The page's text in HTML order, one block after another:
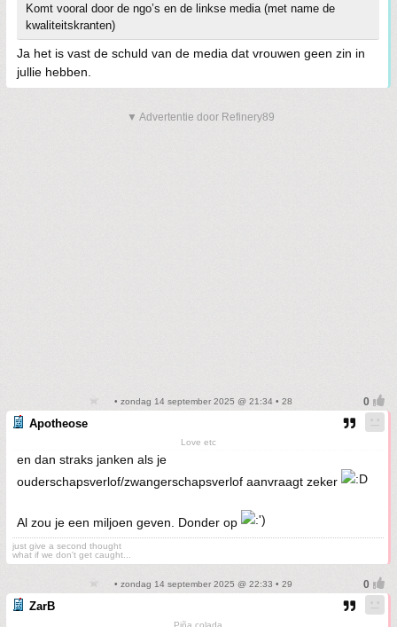
Komt vooral door de ngo’s en de linkse media (met name de
kwaliteitskranten)
Ja het is vast de schuld van de media dat vrouwen geen zin in
jullie hebben.
▼ Advertentie door Refinery89
• zondag 14 september 2025 @ 21:34 • 28
Apotheose
Love etc
en dan straks janken als je
ouderschapsverlof/zwangerschapsverlof aanvraagt zeker
Al zou je een miljoen geven. Donder op
just give a second thought
what if we don't get caught...
• zondag 14 september 2025 @ 22:33 • 29
ZarB